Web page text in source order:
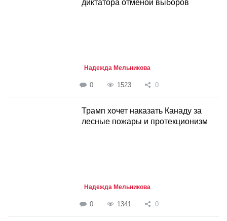
диктатора отменой выборов
Надежда Мельникова
0 1523 0
Трамп хочет наказать Канаду за
лесные пожары и протекционизм
Надежда Мельникова
0 1341 0